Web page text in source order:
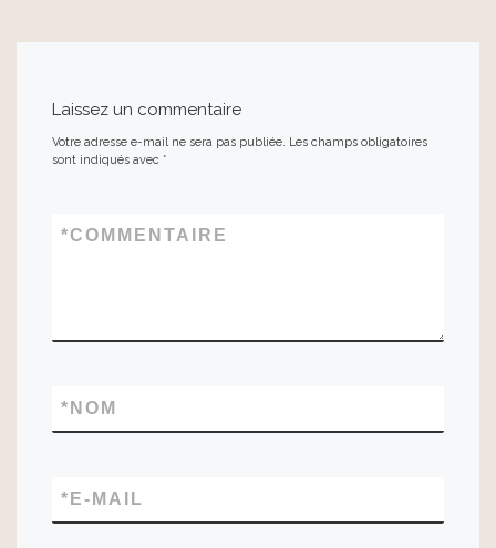
Laissez un commentaire
Votre adresse e-mail ne sera pas publiée. Les champs obligatoires
sont indiqués avec*
COMMENTAIRE
*
NOM
*
E-MAIL
*